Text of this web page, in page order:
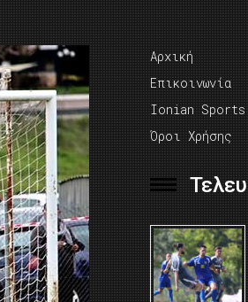
Αρχική
Επικοινωνία
Ionian Sports
Όροι Χρήσης